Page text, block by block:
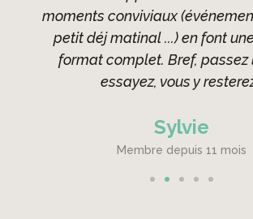
moments conviviaux
petit déj matinal ...) en font
format complet. Bref, passez
essayez, vous y
Sylvie
Membre depuis 11 mois